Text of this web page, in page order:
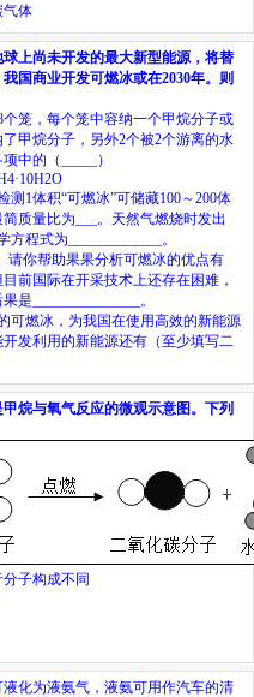
气体
上尚未开发的最大新型能源，将替
国商业开发可燃冰或在2030年。则
个笼，每个笼中容纳一个甲烷分子或
了甲烷分子，另外2个被2个游离的水
中的 （
）
4·10H2O
测1体积“可燃冰”可储藏100～200体
质量比为
。天然气燃烧时发出
方程式为
。
请你帮助果果分析可燃冰的优点有
目前国际在开采技术上还存在困难，
是
。
可燃冰，为我国在使用高效的新能源
发利用的新能源还有（至少填写二
烷与氧气反应的微观示意图。下列
子构成不同
化为液氨气，液氨可用作汽车的清